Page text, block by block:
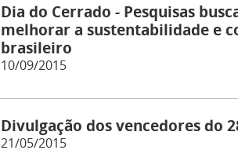
Dia do Cerrado - Pesquisas
melhorar a sustentabilidade e
brasileiro
10/09/2015
Divulgação dos vencedores do
21/05/2015